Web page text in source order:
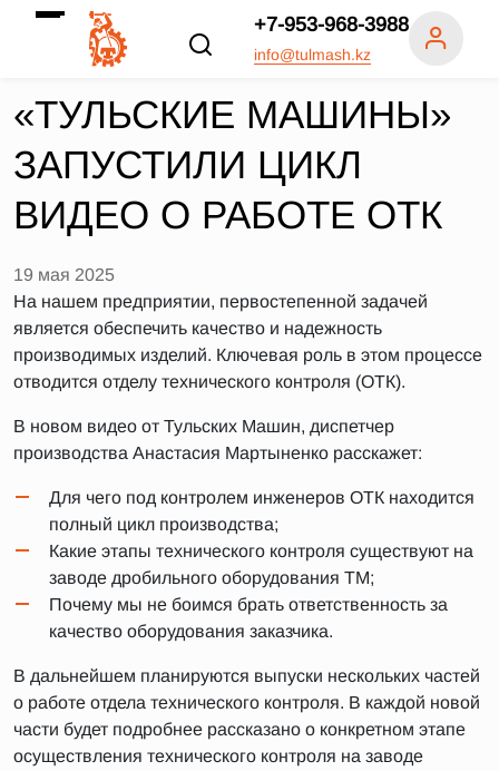
+7-953-968-3988
info@tulmash.kz
«ТУЛЬСКИЕ МАШИНЫ»
ЗАПУСТИЛИ ЦИКЛ
ВИДЕО О РАБОТЕ ОТК
19 мая 2025
На нашем предприятии, первостепенной задачей
является обеспечить качество и надежность
производимых изделий. Ключевая роль в этом процессе
отводится отделу технического контроля (ОТК).
В новом видео от Тульских Машин, диспетчер
производства Анастасия Мартыненко расскажет:
Для чего под контролем инженеров ОТК находится
полный цикл производства;
Какие этапы технического контроля существуют на
заводе дробильного оборудования ТМ;
Почему мы не боимся брать ответственность за
качество оборудования заказчика.
В дальнейшем планируются выпуски нескольких частей
о работе отдела технического контроля. В каждой новой
части будет подробнее рассказано о конкретном этапе
осуществления технического контроля на заводе